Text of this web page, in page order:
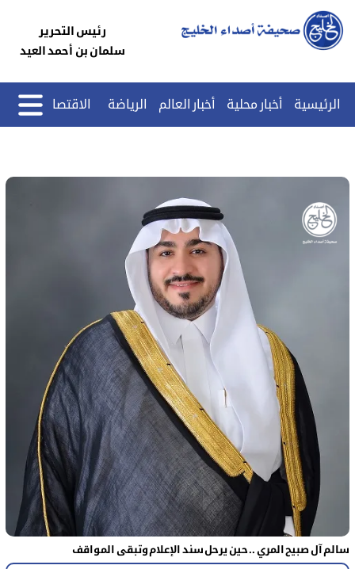
رئيس التحرير
سلمان بن أحمد العيد
الرئيسية أخبار محلية أخبار العالم الرياضة الاقتصاد
سالم آل صبيح المري .. حين يرحل سند الإعلام وتبقى المواقف